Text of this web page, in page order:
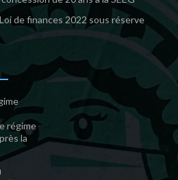
de finances 2022 sous réserve
régime
la